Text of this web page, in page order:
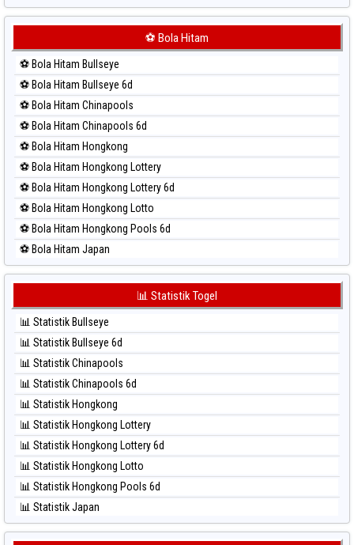
⚽ Bola Merah Japan 6d
⚽ Bola Merah Kuda Lari
⚽ Bola Merah Magnum Cambodia
⚽ Bola Merah Nagoya
⚽ Bola Merah North Carolina Day
⚽ Bola Merah Pcso
⚽ Bola Merah Sao Paulo
⚽ Bola Merah Singapore
⚽ Bola Merah Sydney
⚽ Bola Merah Sydney Lottery
⚽ Bola Merah Sydney Lottery 6d
⚽ Bola Merah Sydney Lotto
⚽ Bola Merah Taiwan
⚽ Bola Hitam
⚽ Bola Hitam Bullseye
⚽ Bola Hitam Bullseye 6d
⚽ Bola Hitam Chinapools
⚽ Bola Hitam Chinapools 6d
⚽ Bola Hitam Hongkong
⚽ Bola Hitam Hongkong Lottery
⚽ Bola Hitam Hongkong Lottery 6d
⚽ Bola Hitam Hongkong Lotto
⚽ Bola Hitam Hongkong Pools 6d
⚽ Bola Hitam Japan
⚽ Bola Hitam Japan 6d
⚽ Bola Hitam Kuda Lari
⚽ Bola Hitam Magnum Cambodia
⚽ Bola Hitam Nagoya
⚽ Bola Hitam North Carolina Day
⚽ Bola Hitam Pcso
⚽ Bola Hitam Sao Paulo
⚽ Bola Hitam Singapore
⚽ Bola Hitam Sydney
⚽ Bola Hitam Sydney Lottery
⚽ Bola Hitam Sydney Lottery 6d
⚽ Bola Hitam Sydney Lotto
📊 Statistik Togel
📊 Statistik Bullseye
📊 Statistik Bullseye 6d
📊 Statistik Chinapools
📊 Statistik Chinapools 6d
📊 Statistik Hongkong
📊 Statistik Hongkong Lottery
📊 Statistik Hongkong Lottery 6d
📊 Statistik Hongkong Lotto
📊 Statistik Hongkong Pools 6d
📊 Statistik Japan
📊 Statistik Japan 6d